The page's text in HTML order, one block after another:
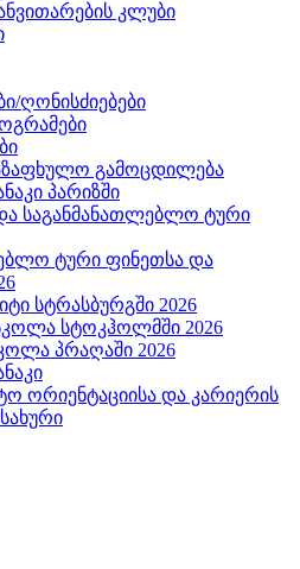
კლუბი
ღონისძიებები
გამოცდილება
პარიზში
საგანმანათლებლო ტური
ტური ფინეთსა და
სტრასბურგში 2026
სტოკჰოლმში 2026
პრაღაში 2026
ორიენტაციისა და კარიერის